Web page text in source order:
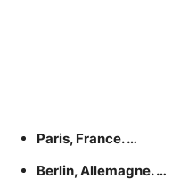
Paris, France. …
Berlin, Allemagne. …